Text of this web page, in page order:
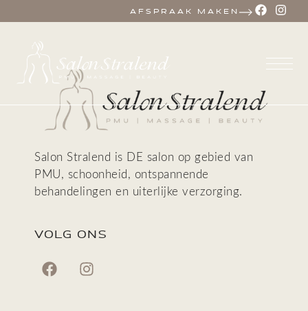
AFSPRAAK MAKEN
Salon Stralend is DE salon op gebied van
PMU, schoonheid, ontspannende
behandelingen en uiterlijke verzorging.
VOLG ONS